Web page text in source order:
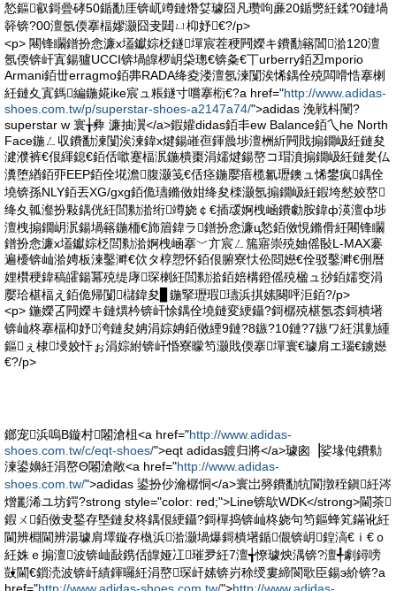
悐鏂叡鎶曡硣50鍎勫厓锛屼竴鏈熸姇璩囧凡瓒呴亷20鍎勶紝鍒?0鏈堝
簳锛?00澶氬偄搴楅嫪灏囧叏閮ㄩ枊妤€?/p>
<p> 闀锋矙鐠扮悆濂х壒钀婃柉鐩墠宸茬稉闁嬫キ鐨勫簵閶湁120澶
氬偄锛屽寘鍚獹UCCI锛堝皥椤岄柋璁€锛夈€丅urberry銆丒mporio
Armani銆丗erragmo銆丳RADA绛夌溇澶氬湅闅涘悕鍝佺殑闆嗗悎搴楋
紝鏈夊寘鎷編鍦婲ike宸ュ粻鐩寸嚐搴椼€?a href="http://www.adidas-
shoes.com.tw/p/superstar-shoes-a2147a74/">adidas 浼戦枓闉?
superstar w 寰╁彜 濂抽瀷</a>鍜孉didas銆丯ew Balance銆乀he North
Face鍦ㄥ収鐨勫湅闅涘湅鍏х煡鍚嶉亱鍕曟埗澶栦紤闁戝搧鐗岋紝鏈夋
湕濮裤€佷緷鎴€銆佸噷蹇楅泦鍦樻棗涓嬬煡鍚嶅コ瑁濆搧鐗岋紝鏈夎仏
瀵堕緧銆丣EEP銆佺埖澹腹灏笺€佸痉鍦嬮瘖榄氱瓑鐭ュ悕鐢疯鍝佺
墝锛孫NLY銆丟XG/gxg銆佹瓙鏅傚姏绛夋檪灏氬搧鐗岋紝鍜垮憖姣嶅
绛夊瓡瀣扮敤鍝侊紝閭勬湁绗竴娆￠€插叆婀栧崡鐨勮胺鍏ф渶澶ф埗
澶栧搧鐗岄泦鍚堝簵鍦栭€斾篃鍏ラ鐠扮悆濂ц悐銆傚悓鏅傦紝闀锋矙
鐠扮悆濂х壒钀婃柉閭勬湁婀栧崡搴﹀亣宸ㄥ箷寤崇殑妯傜敯L-MAX褰
遍櫌锛屾湁娉板湅鑿溿€佽タ椁愬怀銆佷腑寮忕伀閸嬨€佺驳鑿溿€侀暦
娌欑稉鍏稿皬鍚冪殑缇庨琛楋紝閭勬湁銆婄構鐙傜殑楹ュ挱銆嬬窔涓
嬮珨椹楅え銆佹帰闅櫧鍏夋▊鍦掔瓑瑕瓙浜掑嫊闋呯洰銆?/p>
<p> 鍦嬫叾闁嬫キ鏈熼枔锛屽悇鍝佺墝鏈変綆鑷?鎶樼殑椹氬枩鎶樻墸
锛屾柊搴楅枊妤洿鏈夋姌涓婃姌銆傚緸9鏈?8鏃?10鏈?7鏃ワ紝淇勭緟
鏂ぇ棣埐姣忓ぉ涓婃紨锛屽惛寮曚笉灏戝偄搴墠寰€璩肩エ瑙€鐪嬨
€?/p>
鎯宠浜嗚В鏇村闂滄柤<a href="http://www.adidas-
shoes.com.tw/c/eqt-shoes/">eqt adidas鍍归將</a>璩囪▕娑堟伅鐨勬
湅鍙嬶紝涓嶅Θ闂滄敞<a href="http://www.adidas-
shoes.com.tw/">adidas 鍙扮仯瀹樼恫</a>寰岀簩鐨勫牨閬撴秷鎭紝涔
熷彲浠ユ坊鍔?strong style="color: red;">Line锛歍WDK</strong>閫茶
鍜ㄨ銆傚叏鍫存墍鏈夋柊鍝佷綆鑷?鎶樿捣锛屾柊娆句笉鏂蜂笂鏋讹紝
閫辨棩閫辨湯璩肩墿鏇存槸浜湁灏堝爆鎶樻墸鍎儬锛岄鍠滈€ｉ€ｏ
紝姝ｅ搧澶波锛屾敮鎸佸皥娅冮璀夛紝7澶╅憭璩炴湡锛?澶╃劇鐞嗙
敱閫€鎻涜波锛屽績鍕曪紝涓嶅琛屽嫊锛岃稌绶婁締閬歌臣鍚э紒锛?a